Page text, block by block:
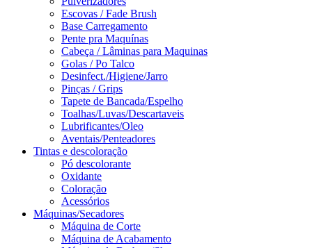
Escovas / Fade Brush
Base Carregamento
Pente pra Maquínas
Cabeça / Lâminas para Maquinas
Golas / Po Talco
Desinfect./Higiene/Jarro
Pinças / Grips
Tapete de Bancada/Espelho
Toalhas/Luvas/Descartaveis
Lubrificantes/Oleo
Aventais/Penteadores
Tintas e descoloração
Pó descolorante
Oxidante
Coloração
Acessórios
Máquinas/Secadores
Máquina de Corte
Máquina de Acabamento